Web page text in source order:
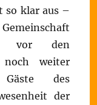
so klar aus –
vor den
noch weiter
des
der